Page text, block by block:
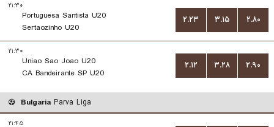
۲۱:۳۰
Portuguesa Santista U20
Sertaozinho U20
۲.۲۳ ۳.۱۵ ۲.۸۰
۲۱:۳۰
Uniao Sao Joao U20
CA Bandeirante SP U20
۲.۱۲ ۳.۲۸ ۲.۹۰
Bulgaria Parva Liga
۲۱:۴۵